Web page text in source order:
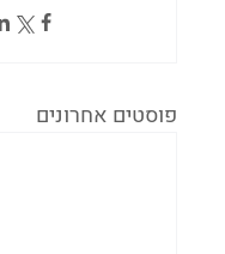
פוסטים אחרונים